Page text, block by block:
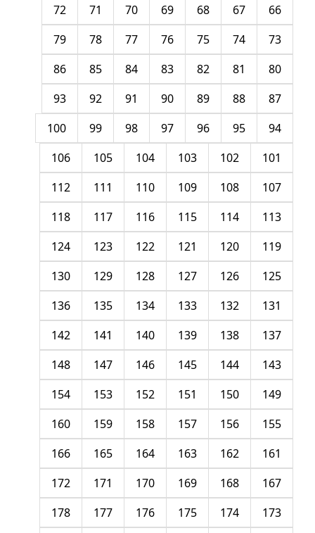
66
67
68
69
70
71
72
73
74
75
76
77
78
79
80
81
82
83
84
85
86
87
88
89
90
91
92
93
94
95
96
97
98
99
100
101
102
103
104
105
106
107
108
109
110
111
112
113
114
115
116
117
118
119
120
121
122
123
124
125
126
127
128
129
130
131
132
133
134
135
136
137
138
139
140
141
142
143
144
145
146
147
148
149
150
151
152
153
154
155
156
157
158
159
160
161
162
163
164
165
166
167
168
169
170
171
172
173
174
175
176
177
178